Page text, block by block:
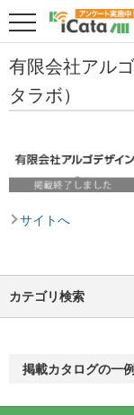
有限会社アル
タラボ）
サイトへ
カテゴリ検索
掲載カタログの一例